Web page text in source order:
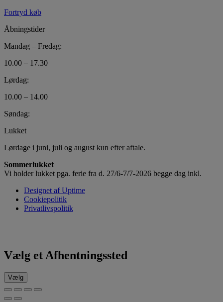
Fortryd køb
Åbningstider
Mandag – Fredag:
10.00 – 17.30
Lørdag:
10.00 – 14.00
Søndag:
Lukket
Lørdage i juni, juli og august kun efter aftale.
Sommerlukket
Vi holder lukket pga. ferie fra d. 27/6-7/7-2026 begge dag inkl.
Designet af Uptime
Cookiepolitik
Privatlivspolitik
Vælg et Afhentningssted
Vælg